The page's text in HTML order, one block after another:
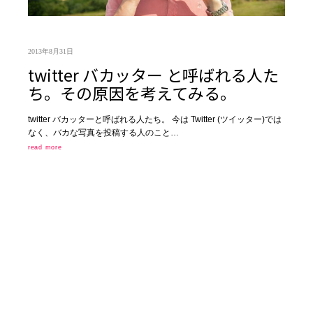
2013年8月31日
twitter バカッター と呼ばれる人た
ち。その原因を考えてみる。
twitter バカッターと呼ばれる人たち。 今は Twitter (ツイッター)では
なく、バカな写真を投稿する人のこと…
read more